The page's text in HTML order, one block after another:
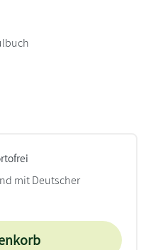
mit Deutscher